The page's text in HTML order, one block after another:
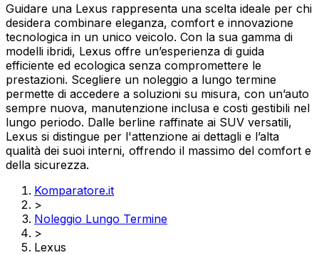
Guidare una Lexus rappresenta una scelta ideale per chi
desidera combinare eleganza, comfort e innovazione
tecnologica in un unico veicolo. Con la sua gamma di
modelli ibridi, Lexus offre un’esperienza di guida
efficiente ed ecologica senza compromettere le
prestazioni. Scegliere un noleggio a lungo termine
permette di accedere a soluzioni su misura, con un’auto
sempre nuova, manutenzione inclusa e costi gestibili nel
lungo periodo. Dalle berline raffinate ai SUV versatili,
Lexus si distingue per l'attenzione ai dettagli e l’alta
qualità dei suoi interni, offrendo il massimo del comfort e
della sicurezza.
Komparatore.it
>
Noleggio Lungo Termine
>
Lexus